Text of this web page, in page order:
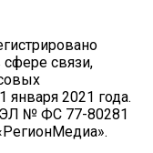
связи,
2021 года.
ЭЛ № ФС 77-80281